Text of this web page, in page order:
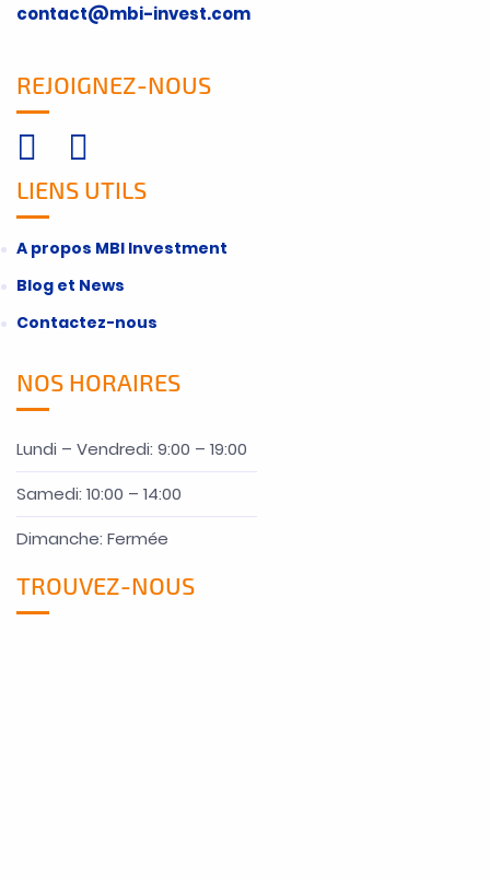
contact@mbi-invest.com
REJOIGNEZ-NOUS
LIENS UTILS
A propos MBI Investment
Blog et News
Contactez-nous
NOS HORAIRES
Lundi – Vendredi: 9:00 – 19:00
Samedi: 10:00 – 14:00
Dimanche: Fermée
TROUVEZ-NOUS